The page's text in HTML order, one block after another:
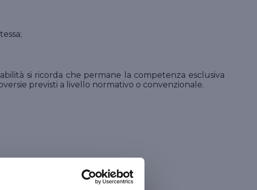
si ricorda che permane la competenza esclusiva
previsti a livello normativo o convenzionale.
sono: